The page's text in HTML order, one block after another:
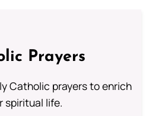
Prayers
Catholic prayers to enrich
spiritual life.